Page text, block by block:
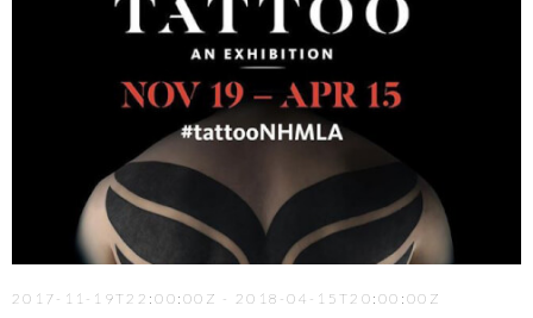
2017-11-19T22:00:00Z - 2018-04-15T20:00:00Z